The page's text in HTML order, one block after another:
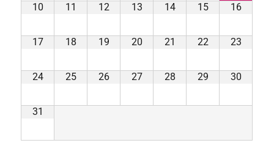
10 11 12 13 14 15 16
17 18 19 20 21 22 23
24 25 26 27 28 29 30
31